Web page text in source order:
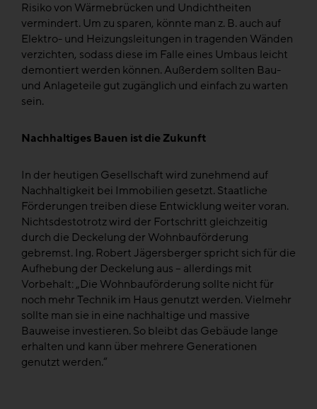
Risiko von Wärmebrücken und Undichtheiten
vermindert. Um zu sparen, könnte man z. B. auch auf
Elektro- und Heizungsleitungen in tragenden Wänden
verzichten, sodass diese im Falle eines Umbaus leicht
demontiert werden können. Außerdem sollten Bau-
und Anlageteile gut zugänglich und einfach zu warten
sein.
Nachhaltiges Bauen ist die Zukunft
In der heutigen Gesellschaft wird zunehmend auf
Nachhaltigkeit bei Immobilien gesetzt. Staatliche
Förderungen treiben diese Entwicklung weiter voran.
Nichtsdestotrotz wird der Fortschritt gleichzeitig
durch die Deckelung der Wohnbauförderung
gebremst. Ing. Robert Jägersberger spricht sich für die
Aufhebung der Deckelung aus – allerdings mit
Vorbehalt: „Die Wohnbauförderung sollte nicht für
noch mehr Technik im Haus genutzt werden. Vielmehr
sollte man sie in eine nachhaltige und massive
Bauweise investieren. So bleibt das Gebäude lange
erhalten und kann über mehrere Generationen
genutzt werden.“